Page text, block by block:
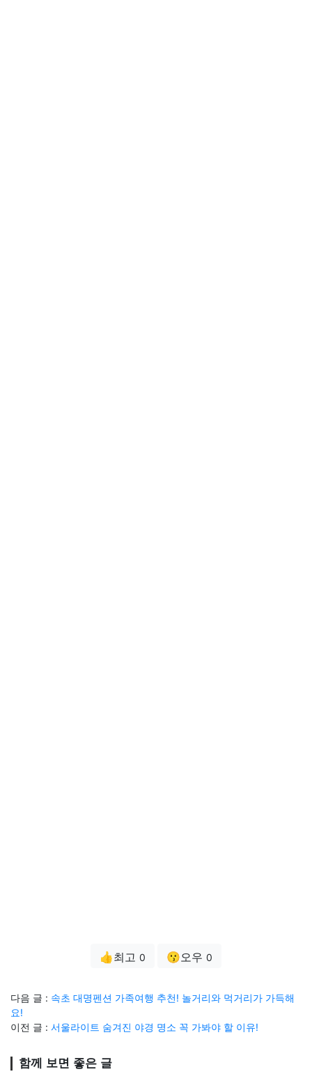
👍최고 0 😗오우 0
다음 글 : 속초 대명펜션 가족여행 추천! 놀거리와 먹거리가 가득해
요!
이전 글 : 서울라이트 숨겨진 야경 명소 꼭 가봐야 할 이유!
함께 보면 좋은 글